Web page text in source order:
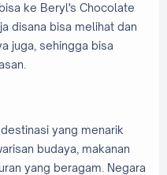
ke Beryl's Chocolate
disana bisa melihat dan
juga, sehingga bisa
yang menarik
budaya, makanan
yang beragam. Negara